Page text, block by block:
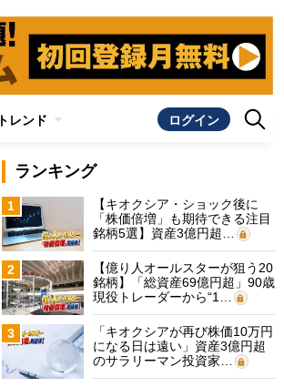
トレンド ログイン
ランキング
1
【キオクシア・ショック後に
「株価倍増」も期待できる注目
銘柄5選】資産3億円超…
2
【億り人オールスターが狙う20
銘柄】「総資産69億円超」90歳
現役トレーダーから“1…
3
「キオクシアが再び株価10万円
になる日は遠い」資産3億円超
のサラリーマン投資家…